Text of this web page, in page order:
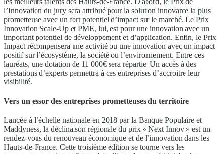
l’Innovation du jury sera attribué pour la solution innovante la plus
prometteuse avec un fort potentiel d’impact sur le marché. Le Prix
Innovation Scale-Up et PME, lui, est pour une innovation avec un
important potentiel de développement et d’application. Enfin, le Prix
Impact récompensera une activité ou une innovation avec un impact
positif sur l’écosystème, la société ou l’environnement. Entre ces
lauréats, une dotation de 11 000€ sera répartie. Un accès à des
prestations d’experts permettra à ces entreprises d’accroitre leur
visibilité.
Vers un essor des entreprises prometteuses du territoire
Lancée à l’échelle nationale en 2018 par la Banque Populaire et
Maddyness, la déclinaison régionale du prix « Next Innov » est un
rendez-vous du renouveau économique et de l’innovation dans les
Hauts-de-France. Cette troisième édition se tourne vers les